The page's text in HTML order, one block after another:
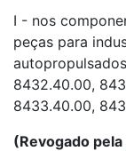
I - nos
peças para
8432.40.00,
8433.40.00,
(Revogado pela